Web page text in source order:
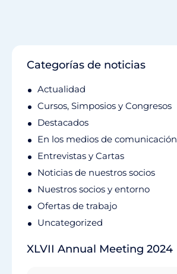
Categorías de noticias
Actualidad
Cursos, Simposios y Congresos
Destacados
En los medios de comunicación
Entrevistas y Cartas
Noticias de nuestros socios
Nuestros socios y entorno
Ofertas de trabajo
Uncategorized
XLVII Annual Meeting 2024